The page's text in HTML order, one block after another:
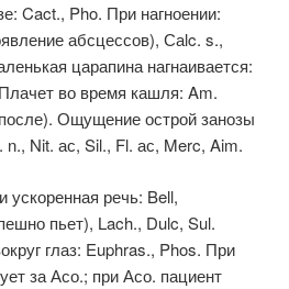
Cact., Pho. При нагноении:
абсцессов), Саlc. s.,
царапина нагнаивается:
во время кашля: Am.
Ощущение острой занозы
Nit. ас, Sil., Fl. ас, Merc, Aim.
речь: Bell,
пьет), Lach., Dulc, Sul.
глаз: Euphras., Phos. При
за Асо.; при Асо. пациент